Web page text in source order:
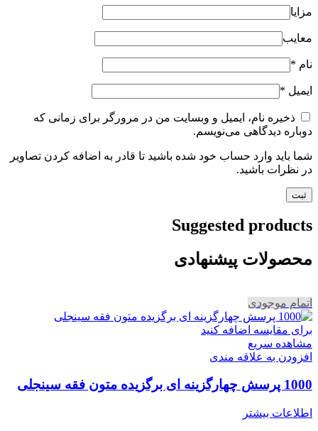
مزایا
معایب
نام *
ایمیل *
ذخیره نام، ایمیل و وبسایت من در مرورگر برای زمانی که
دوباره دیدگاهی می‌نویسم.
شما باید وارد حساب خود شده باشید تا قادر به اضافه کردن تصاویر
در نظرات باشید.
Suggested products
محصولات پیشنهادی
اتمام موجودی
برای مقایسه اضافه کنید
مشاهده سریع
افزودن به علاقه مندی
1000 پرسش چهارگزینه ای برگزیده متون فقه سینجلی
اطلاعات بیشتر